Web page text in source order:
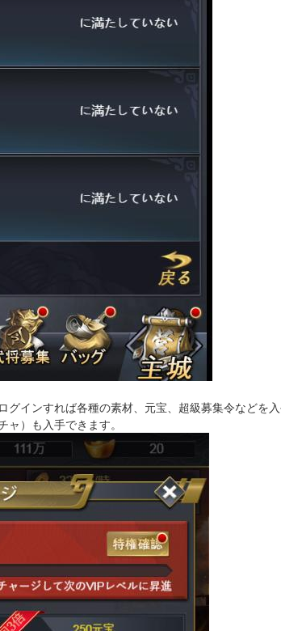
グインすれば各種の素材、元宝、超級募集令など
ャ）も入手できます。